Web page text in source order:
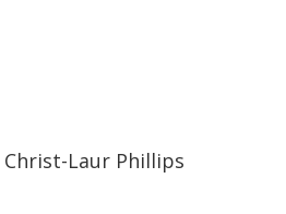
Christ-Laur Phillips